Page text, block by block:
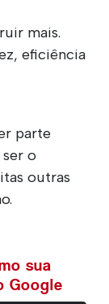
mais.
eficiência
parte
ser o
outras
sua
Google